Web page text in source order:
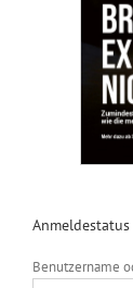
Anmeldestatus
Benutzername